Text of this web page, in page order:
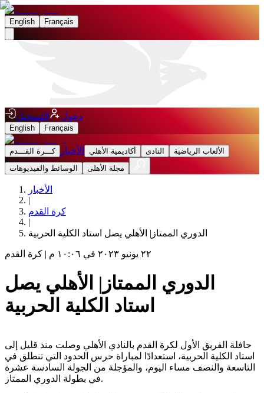
English Français
دخول التسجيل
English Français
كـــرة القـــدم الأخبار أكاديمية الأهلي النادى
الألعاب الرياضية
الوسائط والفيديوهات
مجلة الأهلى
الأخبار
|
كرة القدم
|
الدوري الممتاز| الأهلي يصل استاد الكلية الحربية
٢٢ يونيو ٢٠٢٣ في ١٠:٠٦ م | كرة القدم
الدوري الممتاز| الأهلي يصل
استاد الكلية الحربية
حافلة الفريق الأول لكرة القدم بالنادي الأهلي وصلت منذ قليل إلى
استاد الكلية الحربية، استعدادًا لمباراة حرس الحدود التي تنطلق في
التاسعة والنصف مساء اليوم، والمؤجلة من الجولة السادسة عشرة
في بطولة الدوري الممتاز.